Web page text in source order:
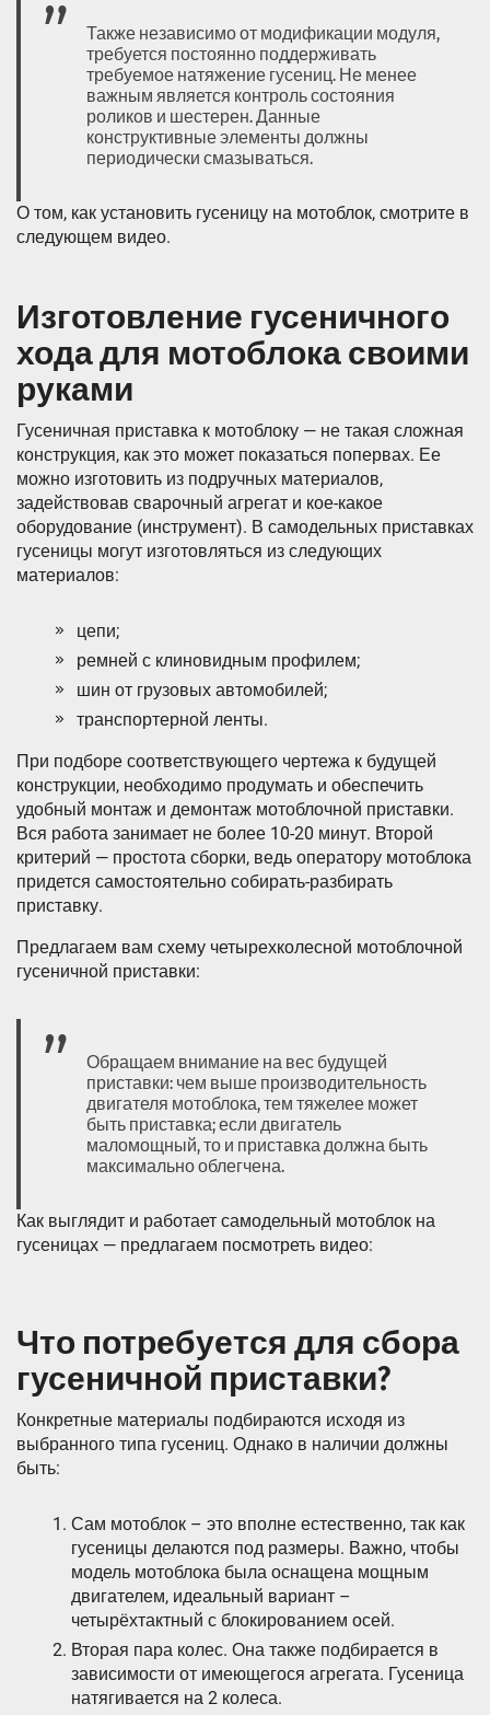
Также независимо от модификации модуля,
требуется постоянно поддерживать
требуемое натяжение гусениц. Не менее
важным является контроль состояния
роликов и шестерен. Данные
конструктивные элементы должны
периодически смазываться.
О том, как установить гусеницу на мотоблок, смотрите в
следующем видео.
Изготовление гусеничного
хода для мотоблока своими
руками
Гусеничная приставка к мотоблоку — не такая сложная
конструкция, как это может показаться попервах. Ее
можно изготовить из подручных материалов,
задействовав сварочный агрегат и кое-какое
оборудование (инструмент). В самодельных приставках
гусеницы могут изготовляться из следующих
материалов:
цепи;
ремней с клиновидным профилем;
шин от грузовых автомобилей;
транспортерной ленты.
При подборе соответствующего чертежа к будущей
конструкции, необходимо продумать и обеспечить
удобный монтаж и демонтаж мотоблочной приставки.
Вся работа занимает не более 10-20 минут. Второй
критерий — простота сборки, ведь оператору мотоблока
придется самостоятельно собирать-разбирать
приставку.
Предлагаем вам схему четырехколесной мотоблочной
гусеничной приставки:
Обращаем внимание на вес будущей
приставки: чем выше производительность
двигателя мотоблока, тем тяжелее может
быть приставка; если двигатель
маломощный, то и приставка должна быть
максимально облегчена.
Как выглядит и работает самодельный мотоблок на
гусеницах — предлагаем посмотреть видео:
Что потребуется для сбора
гусеничной приставки?
Конкретные материалы подбираются исходя из
выбранного типа гусениц. Однако в наличии должны
быть:
Сам мотоблок – это вполне естественно, так как
гусеницы делаются под размеры. Важно, чтобы
модель мотоблока была оснащена мощным
двигателем, идеальный вариант –
четырёхтактный с блокированием осей.
Вторая пара колес. Она также подбирается в
зависимости от имеющегося агрегата. Гусеница
натягивается на 2 колеса.